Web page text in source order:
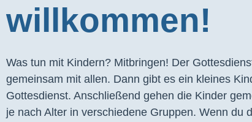
willkommen!
Was tun mit Kindern? Mitbringen! Der
gemeinsam mit allen. Dann gibt es ein kleines
Gottesdienst. Anschließend gehen die Kinder
je nach Alter in verschiedene Gruppen. Wenn du